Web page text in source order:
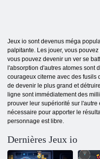
Jeux io sont devenus méga
palpitante. Les jouer, vous
vous pouvez devenir un ver se
l'absorption d'autres atomes sont
courageux citerne avec des fusils
de devenir le plus grand et
ligne sont immédiatement des
prouver leur supériorité sur l'autre
nécessaire pour apporter le
personnage est libre.
Dernières Jeux io